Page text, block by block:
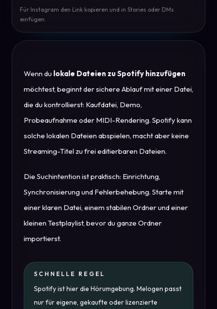
Für Instagram den Link kopieren und in Stories oder DMs
einfügen.
Wenn du lokale Dateien zu Spotify hinzufügen
möchtest, beginnt der sichere Ablauf mit einer Datei,
die du kontrollierst: Kaufdatei, Demo,
Probeaufnahme oder MIDI-Rendering. Spotify kann
solche lokalen Dateien abspielen, macht aber keine
Streaming-Titel zu frei editierbaren Dateien.
Die Suchintention ist praktisch: Einrichtung,
Synchronisierung und Fehlerbehebung. Starte mit
einer klaren Datei, einem stabilen Ordner und einer
kleinen Testplaylist, bevor du ganze Ordner
importierst.
SCHNELLE REGEL
Spotify ist hier die Hörumgebung. Melogen passt
nur für eigene, gekaufte oder lizenzierte